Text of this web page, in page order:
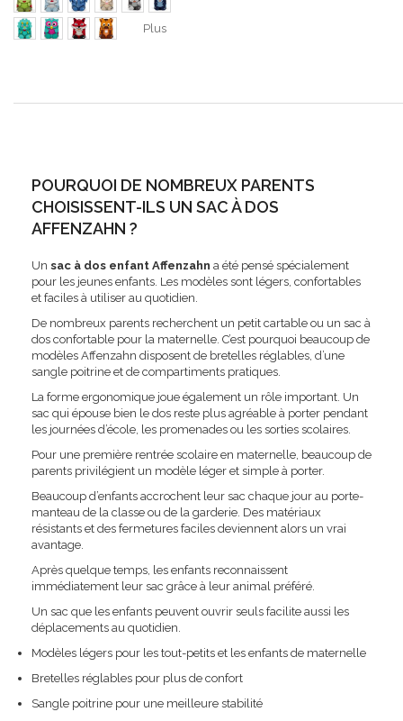
Plus
POURQUOI DE NOMBREUX PARENTS
CHOISISSENT-ILS UN SAC À DOS
AFFENZAHN ?
Un sac à dos enfant Affenzahn a été pensé spécialement
pour les jeunes enfants. Les modèles sont légers, confortables
et faciles à utiliser au quotidien.
De nombreux parents recherchent un petit cartable ou un sac à
dos confortable pour la maternelle. C’est pourquoi beaucoup de
modèles Affenzahn disposent de bretelles réglables, d’une
sangle poitrine et de compartiments pratiques.
La forme ergonomique joue également un rôle important. Un
sac qui épouse bien le dos reste plus agréable à porter pendant
les journées d’école, les promenades ou les sorties scolaires.
Pour une première rentrée scolaire en maternelle, beaucoup de
parents privilégient un modèle léger et simple à porter.
Beaucoup d’enfants accrochent leur sac chaque jour au porte-
manteau de la classe ou de la garderie. Des matériaux
résistants et des fermetures faciles deviennent alors un vrai
avantage.
Après quelque temps, les enfants reconnaissent
immédiatement leur sac grâce à leur animal préféré.
Un sac que les enfants peuvent ouvrir seuls facilite aussi les
déplacements au quotidien.
Modèles légers pour les tout-petits et les enfants de maternelle
Bretelles réglables pour plus de confort
Sangle poitrine pour une meilleure stabilité